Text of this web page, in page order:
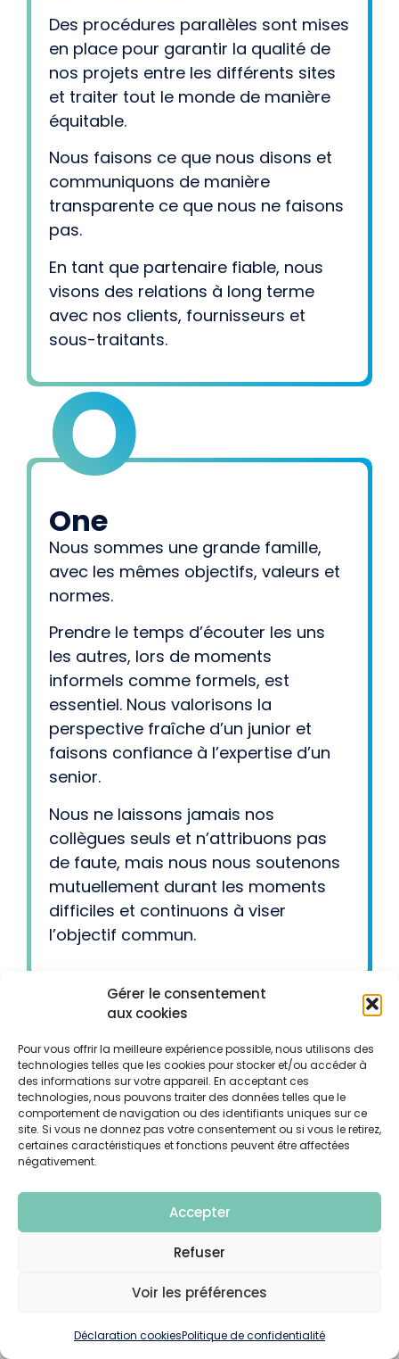
Gérer le consentement
aux cookies
Pour vous offrir la meilleure expérience possible, nous utilisons des
technologies telles que les cookies pour stocker et/ou accéder à
des informations sur votre appareil. En acceptant ces
technologies, nous pouvons traiter des données telles que le
comportement de navigation ou des identifiants uniques sur ce
site. Si vous ne donnez pas votre consentement ou si vous le retirez,
certaines caractéristiques et fonctions peuvent être affectées
négativement.
Accepter
Refuser
Voir les préférences
Déclaration cookiesPolitique de confidentialité
Des procédures parallèles sont mises
en place pour garantir la qualité de
nos projets entre les différents sites
et traiter tout le monde de manière
équitable.
Nous faisons ce que nous disons et
communiquons de manière
transparente ce que nous ne faisons
pas.
En tant que partenaire fiable, nous
visons des relations à long terme
avec nos clients, fournisseurs et
sous-traitants.
One
O
Nous sommes une grande famille,
avec les mêmes objectifs, valeurs et
normes.
Prendre le temps d’écouter les uns
les autres, lors de moments
informels comme formels, est
essentiel. Nous valorisons la
perspective fraîche d’un junior et
faisons confiance à l’expertise d’un
senior.
Nous ne laissons jamais nos
collègues seuls et n’attribuons pas
de faute, mais nous nous soutenons
mutuellement durant les moments
difficiles et continuons à viser
l’objectif commun.
VMA est une entreprise active dans le
spectre total des installations
multitechniques ; elle est axée sur le client et
prône l’enthousiasme, l’orientation résultat et
la fiabilité. Notre loyauté, notre dévouement
et le respect des clients, partenaires et